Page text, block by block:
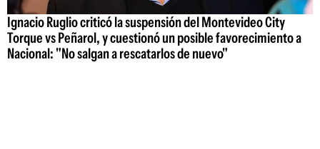
Ignacio Ruglio criticó la suspensión del Montevideo City
Torque vs Peñarol, y cuestionó un posible favorecimiento a
Nacional: "No salgan a rescatarlos de nuevo"